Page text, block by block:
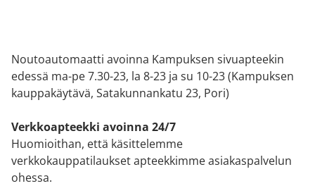
Noutoautomaatti avoinna Kampuksen sivuapteekin
edessä ma-pe 7.30-23, la 8-23 ja su 10-23 (Kampuksen
kauppakäytävä, Satakunnankatu 23, Pori)
Verkkoapteekki avoinna 24/7
Huomioithan, että käsittelemme
verkkokauppatilaukset apteekkimme asiakaspalvelun
ohessa.